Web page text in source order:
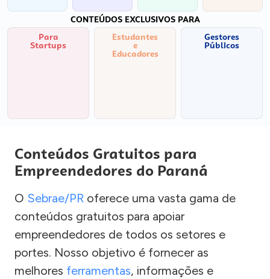
CONTEÚDOS EXCLUSIVOS PARA
Para
Startups
Estudantes
e
Educadores
Gestores
Públicos
Conteúdos Gratuitos para
Empreendedores do Paraná
O Sebrae/PR oferece uma vasta gama de
conteúdos gratuitos para apoiar
empreendedores de todos os setores e
portes. Nosso objetivo é fornecer as
melhores ferramentas, informações e